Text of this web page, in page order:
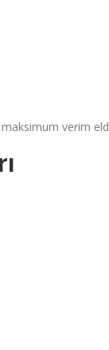
verim